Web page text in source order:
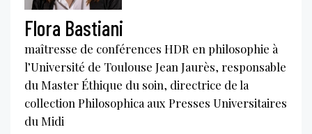
Flora Bastiani
maîtresse de conférences HDR en philosophie à
l’Université de Toulouse Jean Jaurès, responsable
du Master Éthique du soin, directrice de la
collection Philosophica aux Presses Universitaires
du Midi